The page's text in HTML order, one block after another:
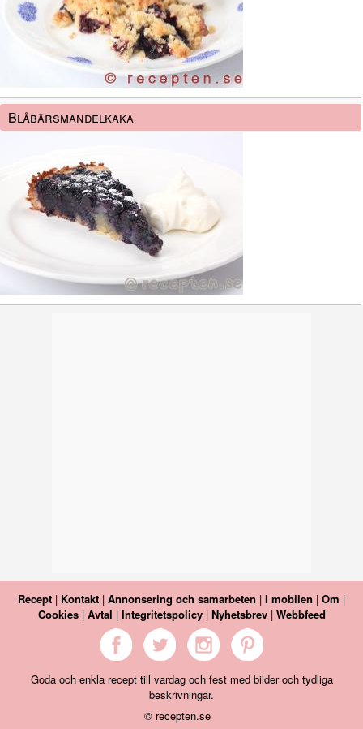
Blåbärsmandelkaka
Recept | Kontakt | Annonsering och samarbeten | I mobilen | Om |
Cookies| Avtal | Integritetspolicy| Nyhetsbrev| Webbfeed
Goda och enkla recept till vardag och fest med bilder och tydliga
beskrivningar.
© recepten.se